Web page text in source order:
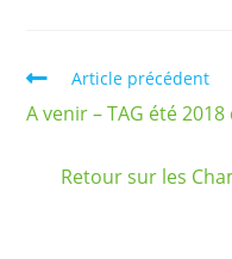
Article précédent
A venir – TAG été
Retour sur les